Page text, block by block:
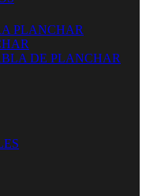
PLANCHAR
DE PLANCHAR